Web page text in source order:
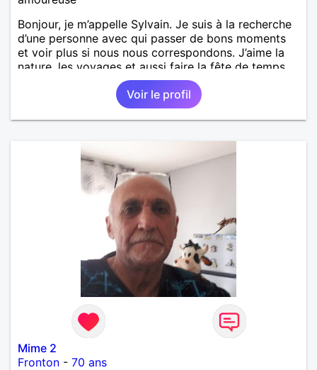
Bonjour, je m’appelle Sylvain. Je suis à la recherche
d’une personne avec qui passer de bons moments
et voir plus si nous nous correspondons. J’aime la
nature, les voyages et aussi faire la fête de temps
en temps ;-)Je suis papa d’un petit garçon de 7 ans
dont je m’occupe en garde alternée. J’aime à peu
près tous les styles de musique. (Oui je suis pas
trop fan de Jul). Je fais du sport pour garder la
pense en tout cas 😂)
Voir le profil
Mime 2
Fronton - 70 ans